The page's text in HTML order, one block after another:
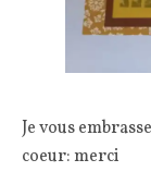
Je vous
coeur: merci